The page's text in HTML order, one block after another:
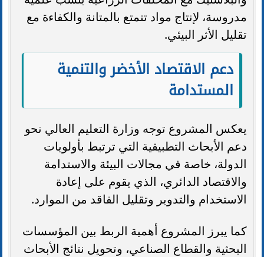
مدروسة، لإنتاج مواد تتمتع بالمتانة والكفاءة مع
تقليل الأثر البيئي.
دعم الاقتصاد الأخضر والتنمية
المستدامة
يعكس المشروع توجه وزارة التعليم العالي نحو
دعم الأبحاث التطبيقية التي ترتبط بأولويات
الدولة، خاصة في مجالات البيئة والاستدامة
والاقتصاد الدائري، الذي يقوم على إعادة
الاستخدام والتدوير وتقليل الفاقد من الموارد.
كما يبرز المشروع أهمية الربط بين المؤسسات
البحثية والقطاع الصناعي، وتحويل نتائج الأبحاث